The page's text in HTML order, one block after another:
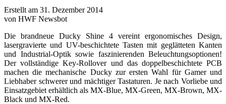
Erstellt am 31. Dezember 2014
von HWF Newsbot
Die brandneue Ducky Shine 4 vereint ergonomisches Design,
lasergravierte und UV-beschichtete Tasten mit geglätteten Kanten
und Industrial-Optik sowie faszinierenden Beleuchtungsoptionen!
Der vollständige Key-Rollover und das doppelbeschichtete PCB
machen die mechanische Ducky zur ersten Wahl für Gamer und
Liebhaber schwerer und mächtiger Tastaturen. Je nach Vorliebe und
Einsatzgebiet erhältlich als MX-Blue, MX-Green, MX-Brown, MX-
Black und MX-Red.